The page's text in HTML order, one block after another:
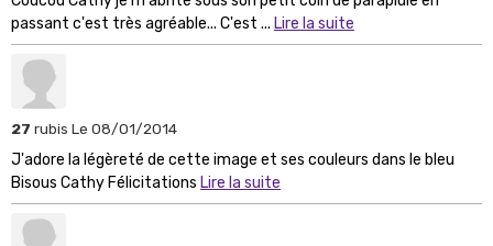
passant c'est très agréable... C'est ... Lire la suite
27 rubis Le 08/01/2014
J'adore la légèreté de cette image et ses couleurs dans le bleu
Bisous Cathy Félicitations Lire la suite